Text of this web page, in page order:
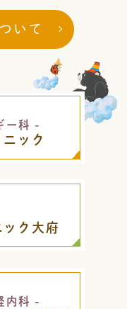
コロナの検
方へ
いただけるよ
について
いて
ー科 -
ック
ク大府
内科 -